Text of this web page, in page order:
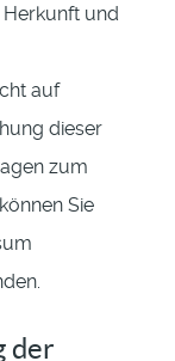
und
auf
dieser
zum
Sie
der